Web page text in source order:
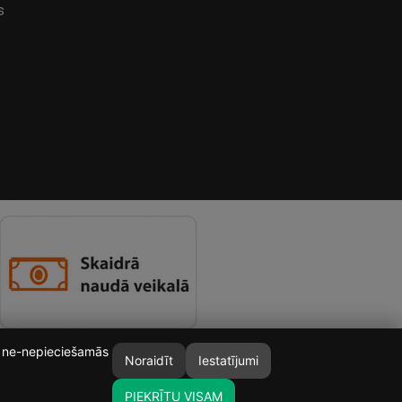
nepieciešamās
Noraidīt Iestatījumi
PIEKRĪTU VISAM